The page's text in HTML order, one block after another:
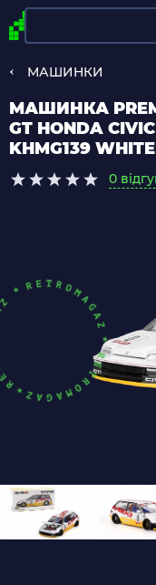
МАШИНКИ
МАШИНКА
GT HONDA
KHMG139 WHITE
0